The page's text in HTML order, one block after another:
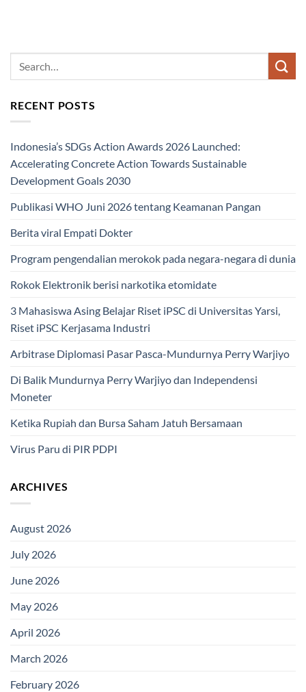
RECENT POSTS
Indonesia’s SDGs Action Awards 2026 Launched:
Accelerating Concrete Action Towards Sustainable
Development Goals 2030
Publikasi WHO Juni 2026 tentang Keamanan Pangan
Berita viral Empati Dokter
Program pengendalian merokok pada negara-negara di dunia
Rokok Elektronik berisi narkotika etomidate
3 Mahasiswa Asing Belajar Riset iPSC di Universitas Yarsi,
Riset iPSC Kerjasama Industri
Arbitrase Diplomasi Pasar Pasca-Mundurnya Perry Warjiyo
Di Balik Mundurnya Perry Warjiyo dan Independensi
Moneter
Ketika Rupiah dan Bursa Saham Jatuh Bersamaan
Virus Paru di PIR PDPI
ARCHIVES
August 2026
July 2026
June 2026
May 2026
April 2026
March 2026
February 2026